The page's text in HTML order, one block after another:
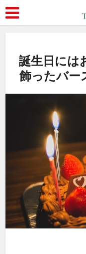
誕生日には
飾ったバー